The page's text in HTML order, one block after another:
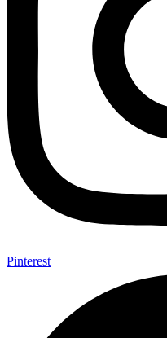
Pinterest